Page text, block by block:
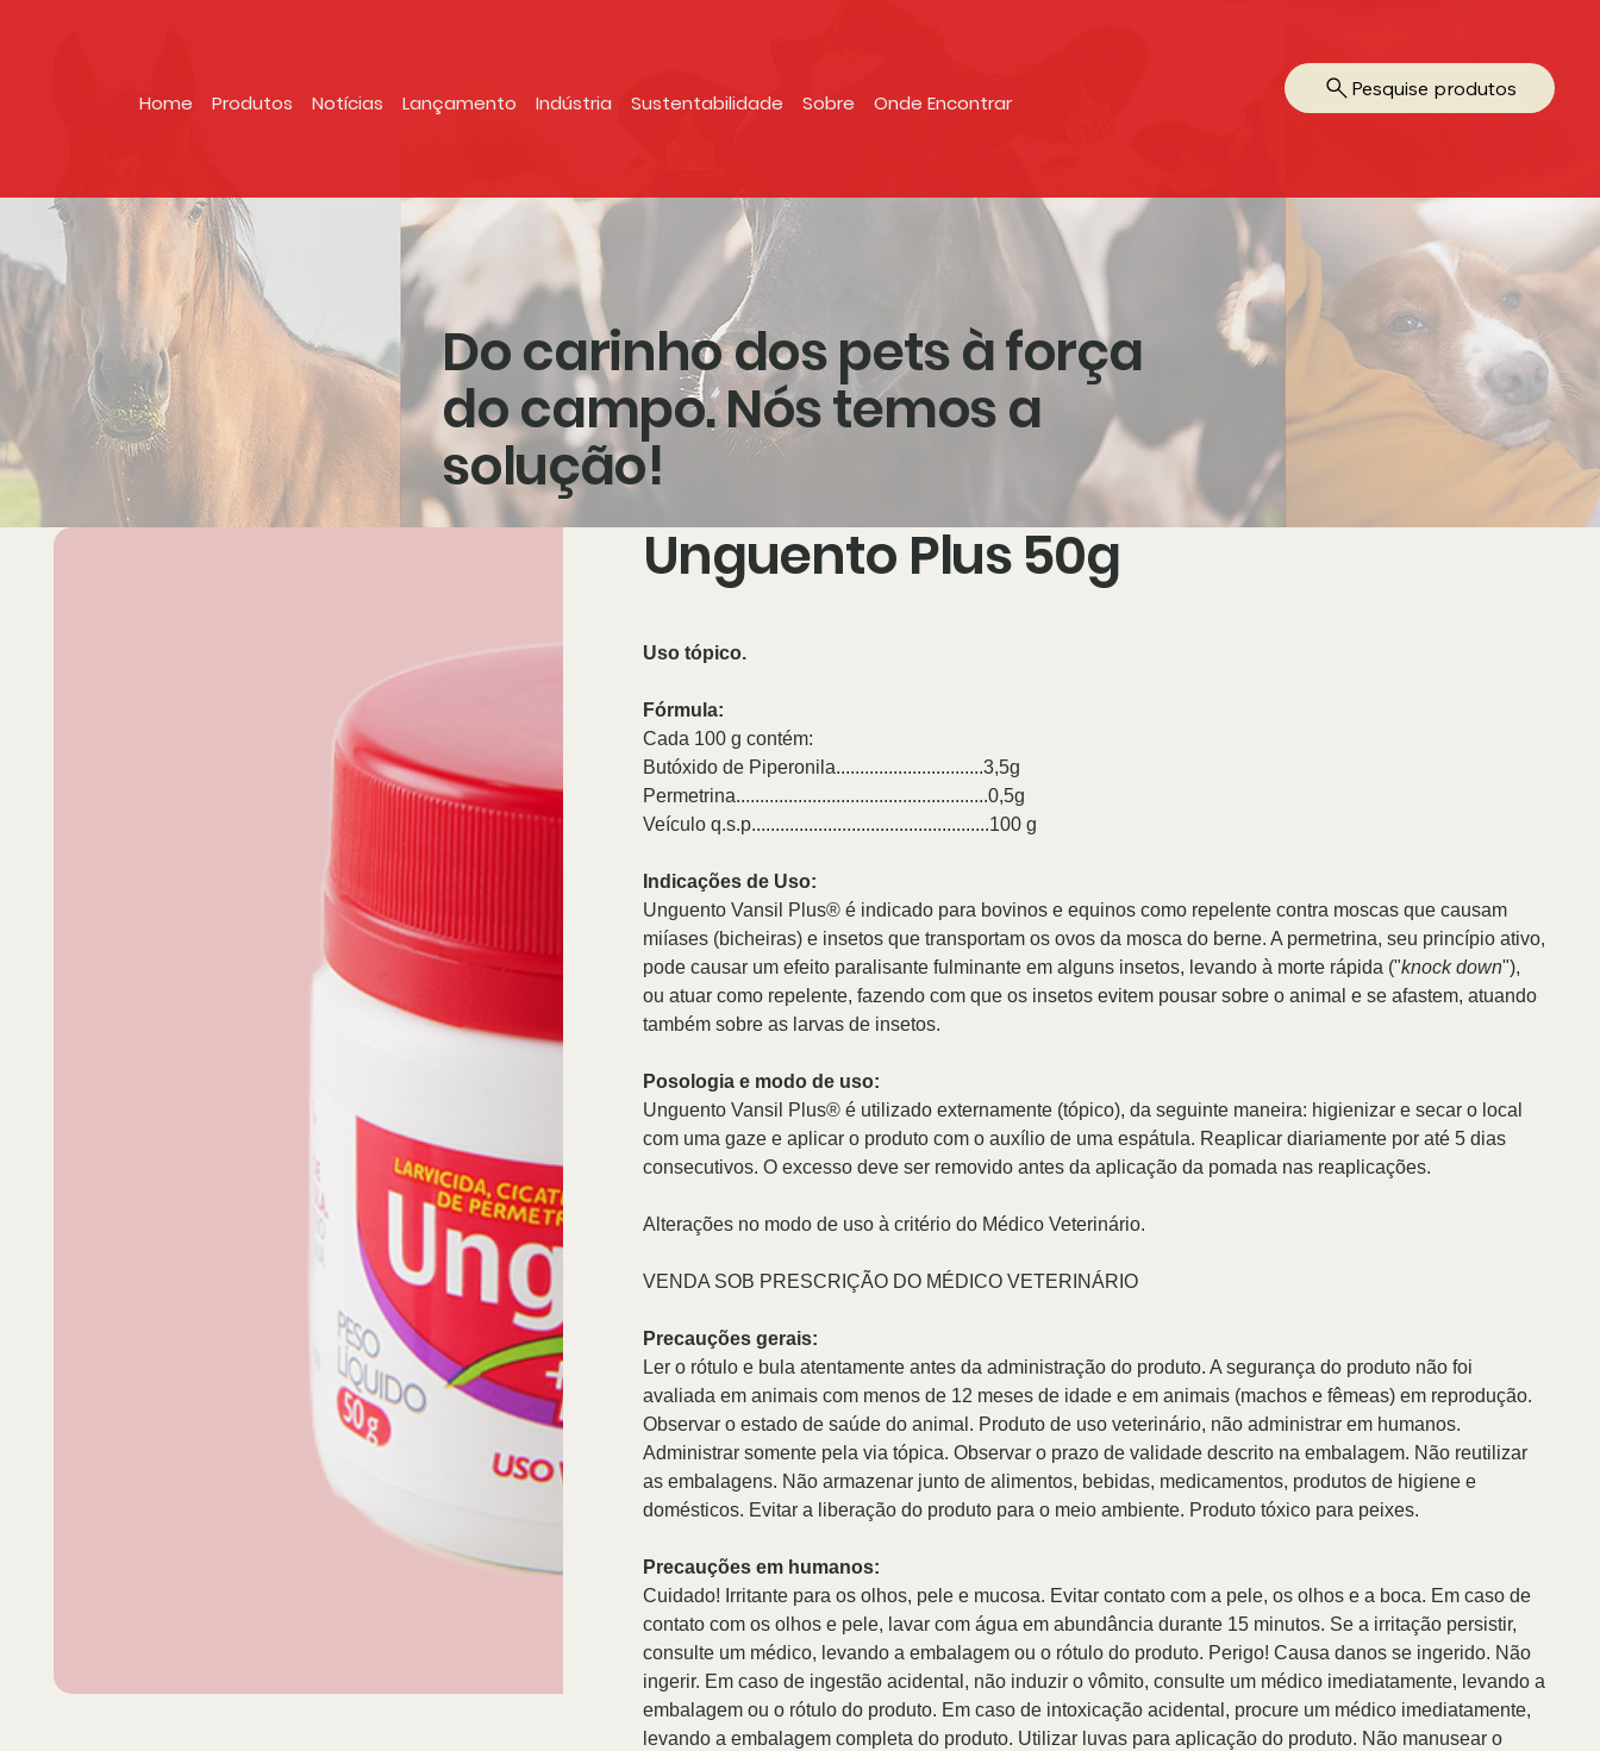
Home Produtos Notícias Lançamento Indústria Sustentabilidade Sobre Onde Encontrar
Pesquise produtos
Do carinho dos pets à força
do campo. Nós temos a
solução!
Unguento Plus 50g
Uso tópico.
Fórmula:
Cada 100 g contém:
Butóxido de Piperonila...............................3,5g
Permetrina.....................................................0,5g
Veículo q.s.p..................................................100 g
Indicações de Uso:
Unguento Vansil Plus® é indicado para bovinos e equinos como repelente contra moscas que causam
miíases (bicheiras) e insetos que transportam os ovos da mosca do berne. A permetrina, seu princípio ativo,
pode causar um efeito paralisante fulminante em alguns insetos, levando à morte rápida ("knock down"),
ou atuar como repelente, fazendo com que os insetos evitem pousar sobre o animal e se afastem, atuando
também sobre as larvas de insetos.
Posologia e modo de uso:
Unguento Vansil Plus® é utilizado externamente (tópico), da seguinte maneira: higienizar e secar o local
com uma gaze e aplicar o produto com o auxílio de uma espátula. Reaplicar diariamente por até 5 dias
consecutivos. O excesso deve ser removido antes da aplicação da pomada nas reaplicações.
Alterações no modo de uso à critério do Médico Veterinário.
VENDA SOB PRESCRIÇÃO DO MÉDICO VETERINÁRIO
Precauções gerais:
Ler o rótulo e bula atentamente antes da administração do produto. A segurança do produto não foi
avaliada em animais com menos de 12 meses de idade e em animais (machos e fêmeas) em reprodução.
Observar o estado de saúde do animal. Produto de uso veterinário, não administrar em humanos.
Administrar somente pela via tópica. Observar o prazo de validade descrito na embalagem. Não reutilizar
as embalagens. Não armazenar junto de alimentos, bebidas, medicamentos, produtos de higiene e
domésticos. Evitar a liberação do produto para o meio ambiente. Produto tóxico para peixes.
Precauções em humanos:
Cuidado! Irritante para os olhos, pele e mucosa. Evitar contato com a pele, os olhos e a boca. Em caso de
contato com os olhos e pele, lavar com água em abundância durante 15 minutos. Se a irritação persistir,
consulte um médico, levando a embalagem ou o rótulo do produto. Perigo! Causa danos se ingerido. Não
ingerir. Em caso de ingestão acidental, não induzir o vômito, consulte um médico imediatamente, levando a
embalagem ou o rótulo do produto. Em caso de intoxicação acidental, procure um médico imediatamente,
levando a embalagem completa do produto. Utilizar luvas para aplicação do produto. Não manusear o